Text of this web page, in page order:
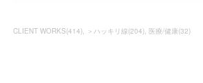
CLIENT WORKS(414) ＞ハッキリ線(204) 医療/健康(32)